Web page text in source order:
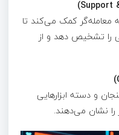
کمک می‌کند تا
را تشخیص دهد و از
و دسته ابزارهایی
نشان می‌دهند.